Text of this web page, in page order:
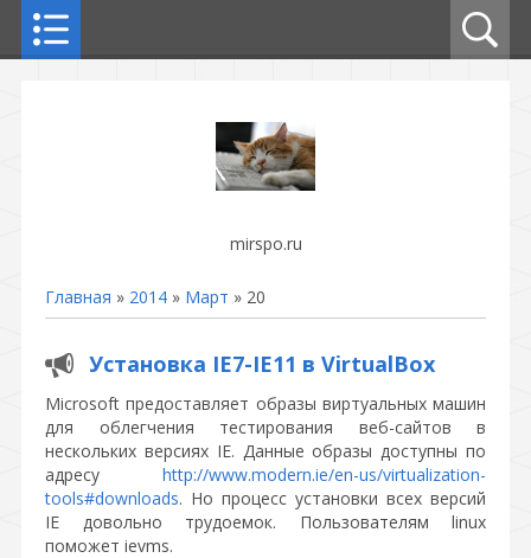
mirspo.ru
Главная » 2014 » Март » 20
Установка IE7-IE11 в VirtualBox
Microsoft предоставляет образы виртуальных машин
для облегчения тестирования веб-сайтов в
нескольких версиях IE. Данные образы доступны по
адресу http://www.modern.ie/en-us/virtualization-
tools#downloads. Но процесс установки всех версий
IE довольно трудоемок. Пользователям linux
поможет ievms.